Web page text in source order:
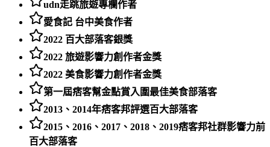
udn走跳旅遊專欄作者
愛食記 台中美食作者
2022 百大部落客銀獎
2022 旅遊影響力創作者金獎
2022 美食影響力創作者金獎
第一屆痞客幫金點賞入圍最佳美食部落客
2013、2014年痞客邦評選百大部落客
2015、2016、2017、2018、2019痞客邦社群影響力前
百大部落客